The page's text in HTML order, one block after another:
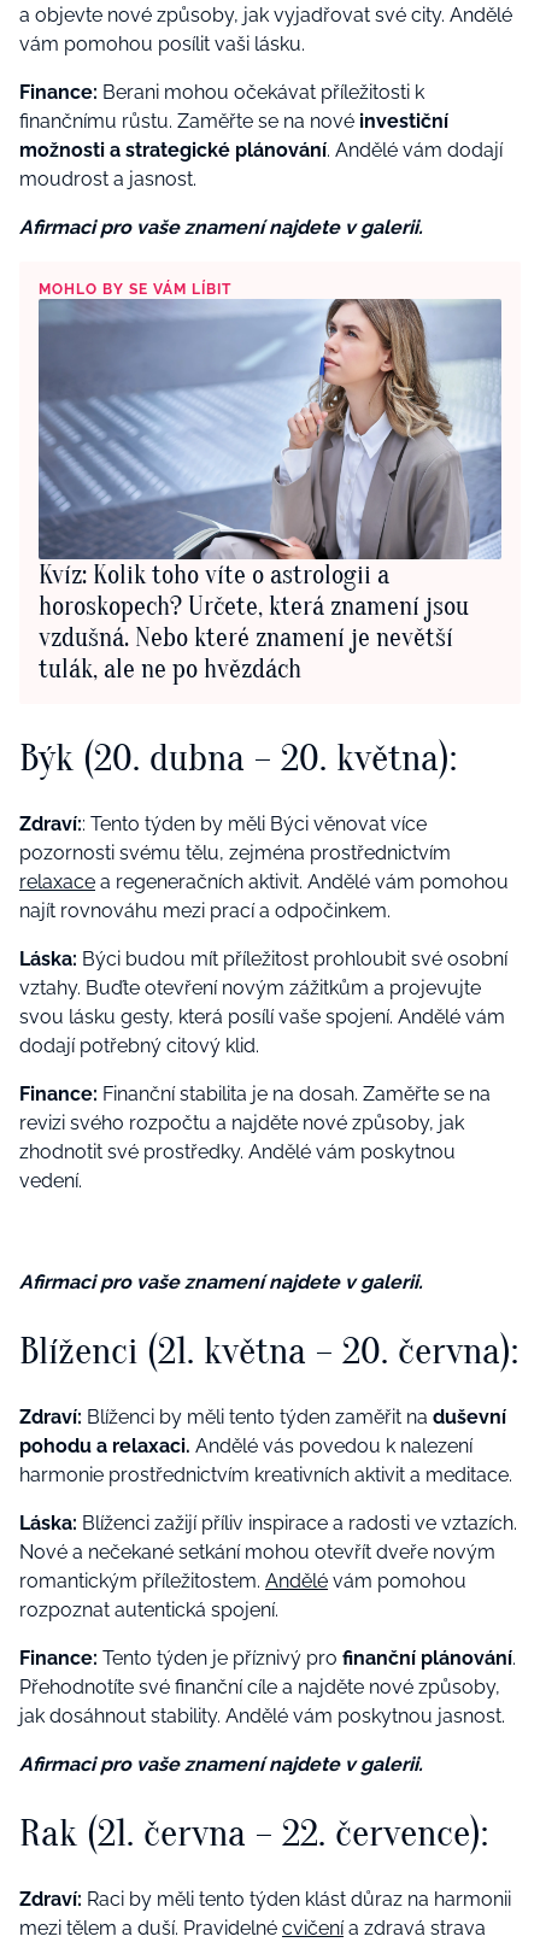
a objevte nové způsoby, jak vyjadřovat své city. Andělé
vám pomohou posílit vaši lásku.
Finance: Berani mohou očekávat příležitosti k
finančnímu růstu. Zaměřte se na nové investiční
možnosti a strategické plánování. Andělé vám dodají
moudrost a jasnost.
Afirmaci pro vaše znamení najdete v galerii.
MOHLO BY SE VÁM LÍBIT
Kvíz: Kolik toho víte o astrologii a
horoskopech? Určete, která znamení jsou
vzdušná. Nebo které znamení je nevětší
tulák, ale ne po hvězdách
Býk (20. dubna – 20. května):
Zdraví:: Tento týden by měli Býci věnovat více
pozornosti svému tělu, zejména prostřednictvím
relaxace a regeneračních aktivit. Andělé vám pomohou
najít rovnováhu mezi prací a odpočinkem.
Láska: Býci budou mít příležitost prohloubit své osobní
vztahy. Buďte otevření novým zážitkům a projevujte
svou lásku gesty, která posílí vaše spojení. Andělé vám
dodají potřebný citový klid.
Finance: Finanční stabilita je na dosah. Zaměřte se na
revizi svého rozpočtu a najděte nové způsoby, jak
zhodnotit své prostředky. Andělé vám poskytnou
vedení.
Afirmaci pro vaše znamení najdete v galerii.
Blíženci (21. května – 20. června):
Zdraví: Blíženci by měli tento týden zaměřit na duševní
pohodu a relaxaci. Andělé vás povedou k nalezení
harmonie prostřednictvím kreativních aktivit a meditace.
Láska: Blíženci zažijí příliv inspirace a radosti ve vztazích.
Nové a nečekané setkání mohou otevřít dveře novým
romantickým příležitostem. Andělé vám pomohou
rozpoznat autentická spojení.
Finance: Tento týden je příznivý pro finanční plánování.
Přehodnotíte své finanční cíle a najděte nové způsoby,
jak dosáhnout stability. Andělé vám poskytnou jasnost.
Afirmaci pro vaše znamení najdete v galerii.
Rak (21. června – 22. července):
Zdraví: Raci by měli tento týden klást důraz na harmonii
mezi tělem a duší. Pravidelné cvičenía zdravá strava